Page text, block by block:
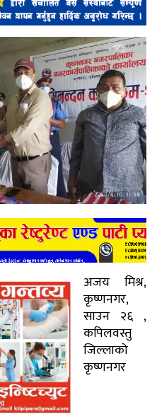
अजय मिश्र,
कृष्णनगर,
साउन २६ ,
कपिलवस्तु
जिल्लाको
कृष्णनगर